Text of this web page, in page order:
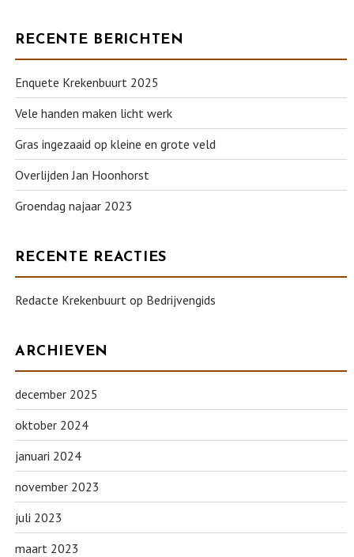
RECENTE BERICHTEN
Enquete Krekenbuurt 2025
Vele handen maken licht werk
Gras ingezaaid op kleine en grote veld
Overlijden Jan Hoonhorst
Groendag najaar 2023
RECENTE REACTIES
Redacte Krekenbuurt op Bedrijvengids
ARCHIEVEN
december 2025
oktober 2024
januari 2024
november 2023
juli 2023
maart 2023